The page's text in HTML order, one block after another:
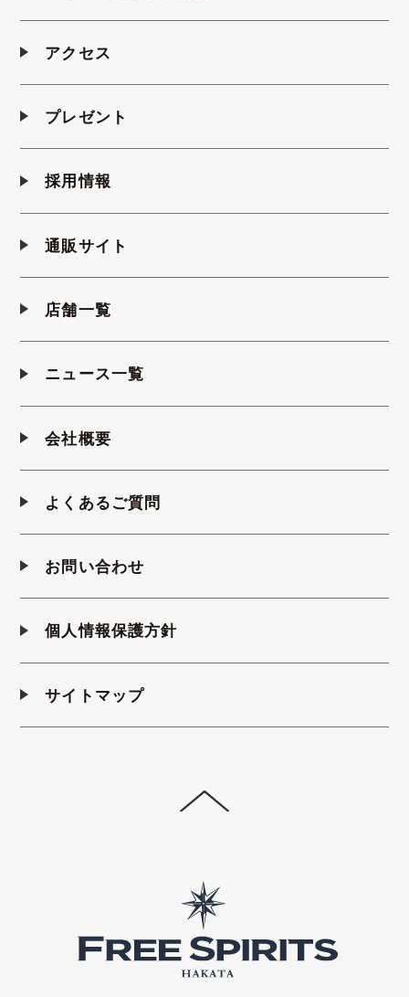
アクセス
プレゼント
採用情報
通販サイト
店舗一覧
ニュース一覧
会社概要
よくあるご質問
お問い合わせ
個人情報保護方針
サイトマップ